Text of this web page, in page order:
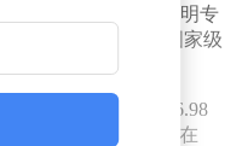
，累计持有57项发明专
著作权，参与7项国家级
公司实现营业收入6.98
期研发支出占比维持在